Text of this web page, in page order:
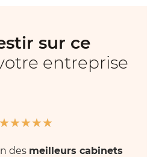
sur ce
entreprise
★★★★★
des meilleurs cabinets